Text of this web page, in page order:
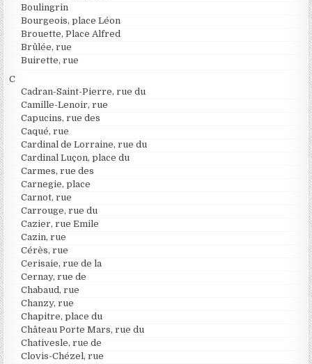
Boulingrin
Bourgeois, place Léon
Brouette, Place Alfred
Brûlée, rue
Buirette, rue
C
Cadran-Saint-Pierre, rue du
Camille-Lenoir, rue
Capucins, rue des
Caqué, rue
Cardinal de Lorraine, rue du
Cardinal Luçon, place du
Carmes, rue des
Carnegie, place
Carnot, rue
Carrouge, rue du
Cazier, rue Emile
Cazin, rue
Cérès, rue
Cerisaie, rue de la
Cernay, rue de
Chabaud, rue
Chanzy, rue
Chapitre, place du
Château Porte Mars, rue du
Chativesle, rue de
Clovis-Chézel, rue